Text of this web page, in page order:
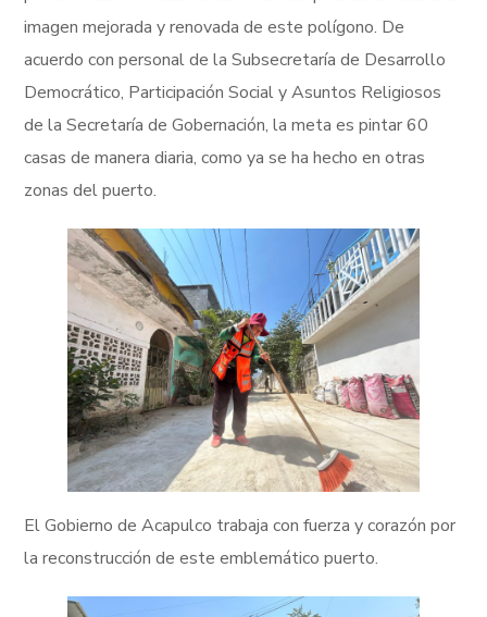
imagen mejorada y renovada de este polígono. De
acuerdo con personal de la Subsecretaría de Desarrollo
Democrático, Participación Social y Asuntos Religiosos
de la Secretaría de Gobernación, la meta es pintar 60
casas de manera diaria, como ya se ha hecho en otras
zonas del puerto.
El Gobierno de Acapulco trabaja con fuerza y corazón por
la reconstrucción de este emblemático puerto.